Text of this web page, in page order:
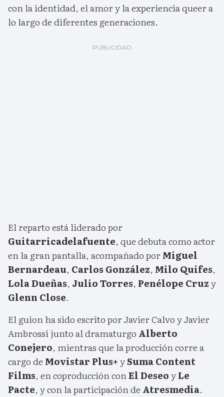
con la identidad, el amor y la experiencia queer a
lo largo de diferentes generaciones.
El reparto está liderado por
Guitarricadelafuente, que debuta como actor
en la gran pantalla, acompañado porMiguel
Bernardeau, Carlos González, Milo Quifes,
Lola Dueñas, Julio Torres, Penélope Cruzy
Glenn Close.
El guion ha sido escrito por Javier Calvo y Javier
Ambrossi junto al dramaturgo Alberto
Conejero, mientras que la producción corre a
cargo de Movistar Plus+ySuma Content
Films, en coproducción conEl DeseoyLe
Pacte, y con la participación de Atresmedia.